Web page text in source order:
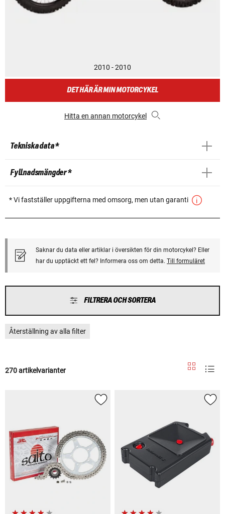
2010 - 2010
DET HÄR ÄR MIN MOTORCYKEL
Hitta en annan motorcykel
Tekniska data *
Fyllnadsmängder *
* Vi fastställer uppgifterna med omsorg, men utan garanti
Saknar du data eller artiklar i översikten för din motorcykel? Eller
har du upptäckt ett fel? Informera oss om detta. Till formuläret
FILTRERA OCH SORTERA
Återställning av alla filter
270 artikelvarianter